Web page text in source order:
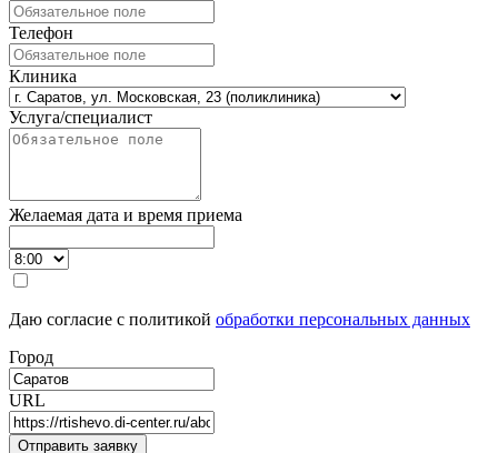
Телефон
Клиника
Услуга/специалист
Желаемая дата и время приема
Даю согласие с политикой обработки персональных данных
Город
URL